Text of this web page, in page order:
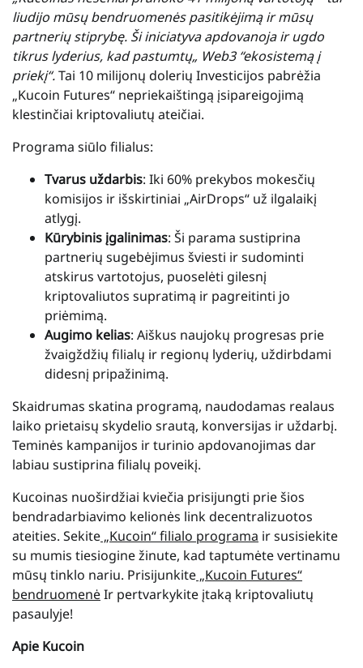
liudijo mūsų bendruomenės pasitikėjimą ir mūsų
partnerių stiprybę. Ši iniciatyva apdovanoja ir ugdo
tikrus lyderius, kad pastumtų„ Web3 “ekosistemą į
priekį“.Tai 10 milijonų dolerių Investicijos pabrėžia
„Kucoin Futures“ nepriekaištingą įsipareigojimą
klestinčiai kriptovaliutų ateičiai.
Programa siūlo filialus:
Tvarus uždarbis: Iki 60% prekybos mokesčių
komisijos ir išskirtiniai „AirDrops“ už ilgalaikį
atlygį.
Kūrybinis įgalinimas: Ši parama sustiprina
partnerių sugebėjimus šviesti ir sudominti
atskirus vartotojus, puoselėti gilesnį
kriptovaliutos supratimą ir pagreitinti jo
priėmimą.
Augimo kelias: Aiškus naujokų progresas prie
žvaigždžių filialų ir regionų lyderių, uždirbdami
didesnį pripažinimą.
Skaidrumas skatina programą, naudodamas realaus
laiko prietaisų skydelio srautą, konversijas ir uždarbį.
Teminės kampanijos ir turinio apdovanojimas dar
labiau sustiprina filialų poveikį.
Kucoinas nuoširdžiai kviečia prisijungti prie šios
bendradarbiavimo kelionės link decentralizuotos
ateities. Sekite „Kucoin“ filialo programa ir susisiekite
su mumis tiesiogine žinute, kad taptumėte vertinamu
mūsų tinklo nariu. Prisijunkite „Kucoin Futures“
bendruomenėIr pertvarkykite įtaką kriptovaliutų
pasaulyje!
Apie Kucoin